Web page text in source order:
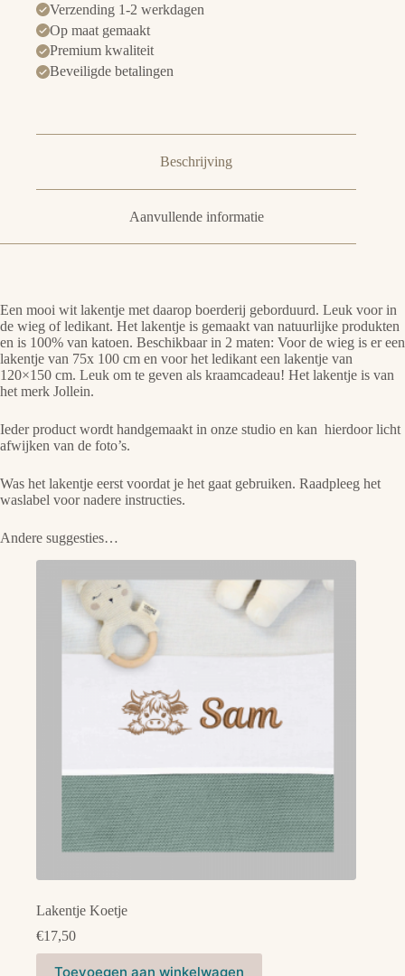
Verzending 1-2 werkdagen
Op maat gemaakt
Premium kwaliteit
Beveiligde betalingen
Beschrijving
Aanvullende informatie
Een mooi wit lakentje met daarop boerderij geborduurd. Leuk voor in
de wieg of ledikant. Het lakentje is gemaakt van natuurlijke produkten
en is 100% van katoen. Beschikbaar in 2 maten: Voor de wieg is er een
lakentje van 75x 100 cm en voor het ledikant een lakentje van
120×150 cm. Leuk om te geven als kraamcadeau! Het lakentje is van
het merk Jollein.
Ieder product wordt handgemaakt in onze studio en kan hierdoor licht
afwijken van de foto’s.
Was het lakentje eerst voordat je het gaat gebruiken. Raadpleeg het
waslabel voor nadere instructies.
Andere suggesties…
Lakentje Koetje
€17,50
Toevoegen aan winkelwagen